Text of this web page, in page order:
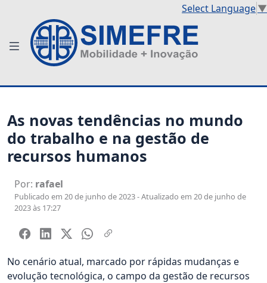
Select Language▼
As novas tendências no mundo
do trabalho e na gestão de
recursos humanos
Por: rafael
Publicado em 20 de junho de 2023 - Atualizado em 20 de junho de
2023 às 17:27
No cenário atual, marcado por rápidas mudanças e
evolução tecnológica, o campo da gestão de recursos